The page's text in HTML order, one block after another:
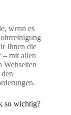
wenn es
Ihnen die
– mit allen
so wichtig?